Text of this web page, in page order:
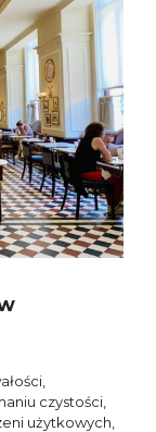
czystości,
użytkowych,